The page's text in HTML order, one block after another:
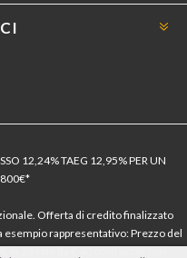
12,24% TAEG 12,95% PER UN
800€*
Offerta di credito finalizzato
rappresentativo: Prezzo del